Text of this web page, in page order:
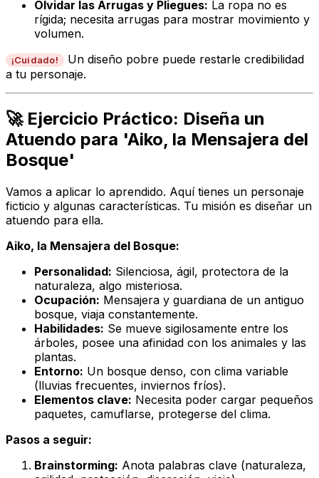
Olvidar las Arrugas y Pliegues: La ropa no es
rígida; necesita arrugas para mostrar movimiento y
volumen.
¡Cuidado! Un diseño pobre puede restarle credibilidad
a tu personaje.
🚀 Ejercicio Práctico: Diseña un
Atuendo para 'Aiko, la Mensajera del
Bosque'
Vamos a aplicar lo aprendido. Aquí tienes un personaje
ficticio y algunas características. Tu misión es diseñar un
atuendo para ella.
Aiko, la Mensajera del Bosque:
Personalidad: Silenciosa, ágil, protectora de la
naturaleza, algo misteriosa.
Ocupación: Mensajera y guardiana de un antiguo
bosque, viaja constantemente.
Habilidades: Se mueve sigilosamente entre los
árboles, posee una afinidad con los animales y las
plantas.
Entorno: Un bosque denso, con clima variable
(lluvias frecuentes, inviernos fríos).
Elementos clave: Necesita poder cargar pequeños
paquetes, camuflarse, protegerse del clima.
Pasos a seguir:
Brainstorming: Anota palabras clave (naturaleza,